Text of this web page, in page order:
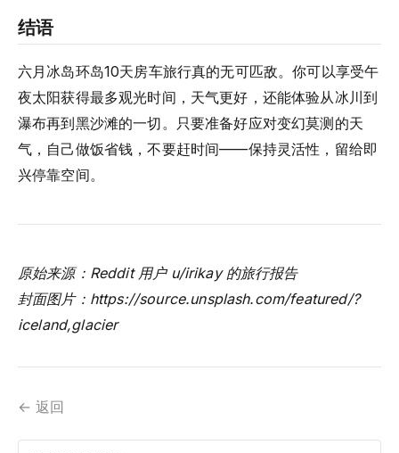
结语
六月冰岛环岛10天房车旅行真的无可匹敌。你可以享受午
夜太阳获得最多观光时间，天气更好，还能体验从冰川到
瀑布再到黑沙滩的一切。只要准备好应对变幻莫测的天
气，自己做饭省钱，不要赶时间——保持灵活性，留给即
兴停靠空间。
原始来源：Reddit 用户 u/irikay 的旅行报告
封面图片：https://source.unsplash.com/featured/?
iceland,glacier
← 返回